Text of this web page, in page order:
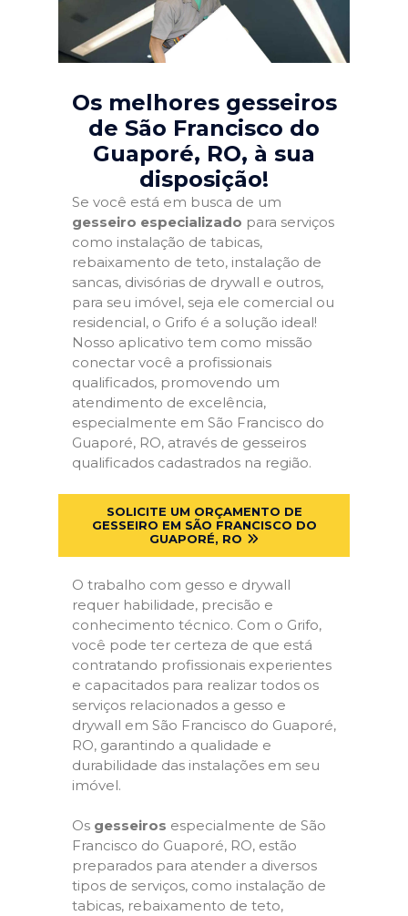
Os melhores gesseiros
de São Francisco do
Guaporé, RO, à sua
disposição!
Se você está em busca de um
gesseiro especializado para serviços
como instalação de tabicas,
rebaixamento de teto, instalação de
sancas, divisórias de drywall e outros,
para seu imóvel, seja ele comercial ou
residencial, o Grifo é a solução ideal!
Nosso aplicativo tem como missão
conectar você a profissionais
qualificados, promovendo um
atendimento de excelência,
especialmente em São Francisco do
Guaporé, RO, através de gesseiros
qualificados cadastrados na região.
SOLICITE UM ORÇAMENTO DE
GESSEIRO EM SÃO FRANCISCO DO
GUAPORÉ, RO
O trabalho com gesso e drywall
requer habilidade, precisão e
conhecimento técnico. Com o Grifo,
você pode ter certeza de que está
contratando profissionais experientes
e capacitados para realizar todos os
serviços relacionados a gesso e
drywall em São Francisco do Guaporé,
RO, garantindo a qualidade e
durabilidade das instalações em seu
imóvel.
Os gesseiros especialmente de São
Francisco do Guaporé, RO, estão
preparados para atender a diversos
tipos de serviços, como instalação de
tabicas, rebaixamento de teto,